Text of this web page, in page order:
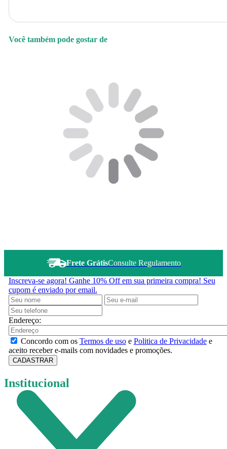
Você também pode gostar de
Frete GrátisConsulte Regulamento
Inscreva-se agora! Ganhe 10% Off em sua primeira compra! Seu
cupom é enviado por email.
Endereço:
Concordo com os Termos de usoe Politica de Privacidadee
aceito receber e-mails com novidades e promoções.
CADASTRAR
Institucional